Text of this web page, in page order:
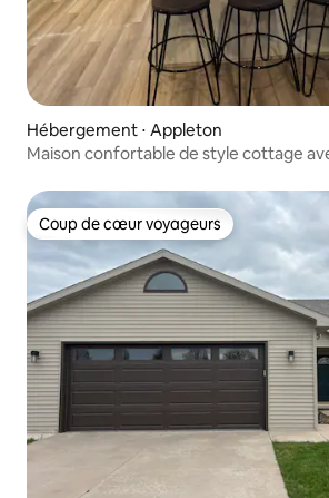
Hébergement ⋅ Appleton
Maison confortable de style cottage
Coup de cœur voyageurs
Coup de cœur voyageurs